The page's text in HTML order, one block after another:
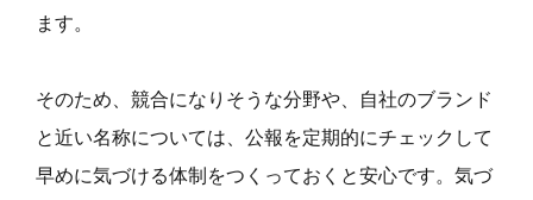
ます。
そのため、競合になりそうな分野や、自社のブランド
と近い名称については、公報を定期的にチェックして
早めに気づける体制をつくっておくと安心です。気づ